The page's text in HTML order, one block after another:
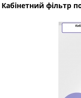
Кабінетний фільтр